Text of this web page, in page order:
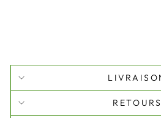
RETOURS